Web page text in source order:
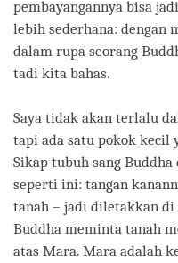
pembayangannya bisa
lebih sederhana: dengan
dalam rupa seorang
tadi kita bahas.
Saya tidak akan terlalu
tapi ada satu pokok kecil
Sikap tubuh sang
seperti ini: tangan
tanah – jadi diletakkan di
Buddha meminta tanah
atas Mara. Mara adalah